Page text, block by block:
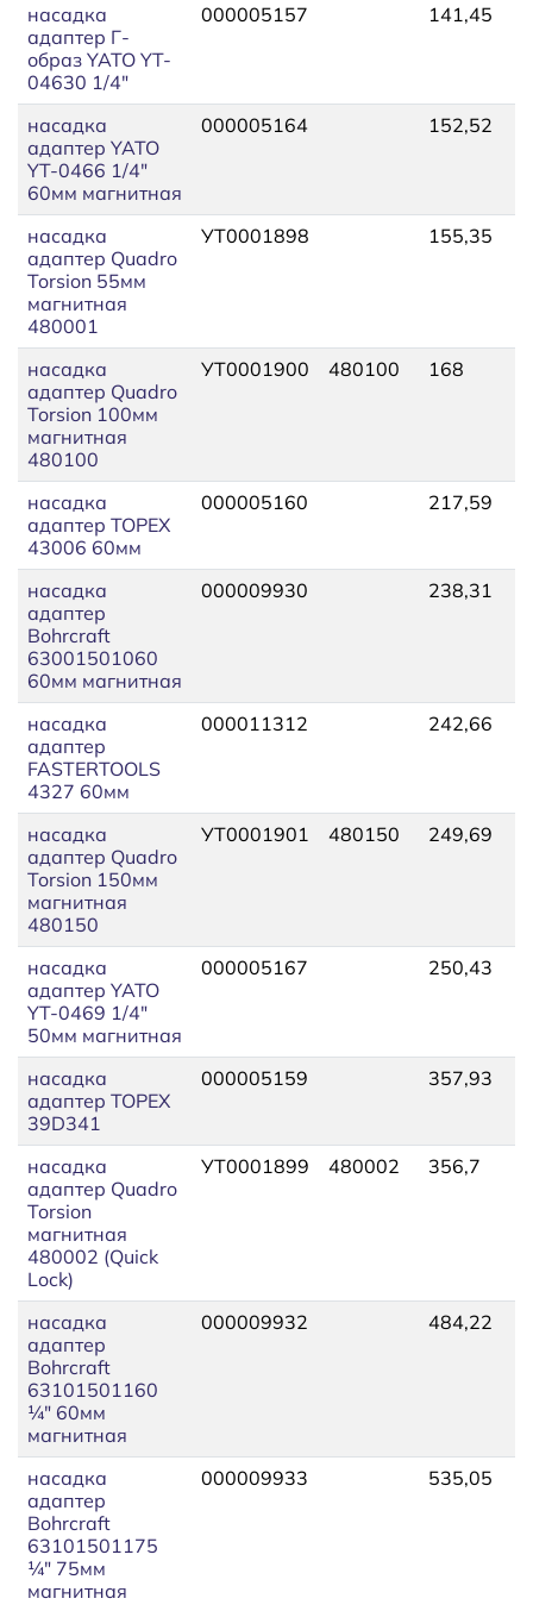
насадка
адаптер Г-
образ YATO YT-
04630 1/4"
000005157 141,45
насадка
адаптер YATO
YT-0466 1/4"
60мм магнитная
000005164 152,52
насадка
адаптер Quadro
Torsion 55мм
магнитная
480001
УТ0001898 155,35
насадка
адаптер Quadro
Torsion 100мм
магнитная
480100
УТ0001900 480100 168
насадка
адаптер TOPEX
43006 60мм
000005160 217,59
насадка
адаптер
Bohrcraft
63001501060
60мм магнитная
000009930 238,31
насадка
адаптер
FASTERTOOLS
4327 60мм
000011312 242,66
насадка
адаптер Quadro
Torsion 150мм
магнитная
480150
УТ0001901 480150 249,69
насадка
адаптер YATO
YT-0469 1/4"
50мм магнитная
000005167 250,43
насадка
адаптер TOPEX
39D341
000005159 357,93
насадка
адаптер Quadro
Torsion
магнитная
480002 (Quick
Lock)
УТ0001899 480002 356,7
насадка
адаптер
Bohrcraft
63101501160
¼" 60мм
магнитная
000009932 484,22
насадка
адаптер
Bohrcraft
63101501175
¼" 75мм
магнитная
000009933 535,05